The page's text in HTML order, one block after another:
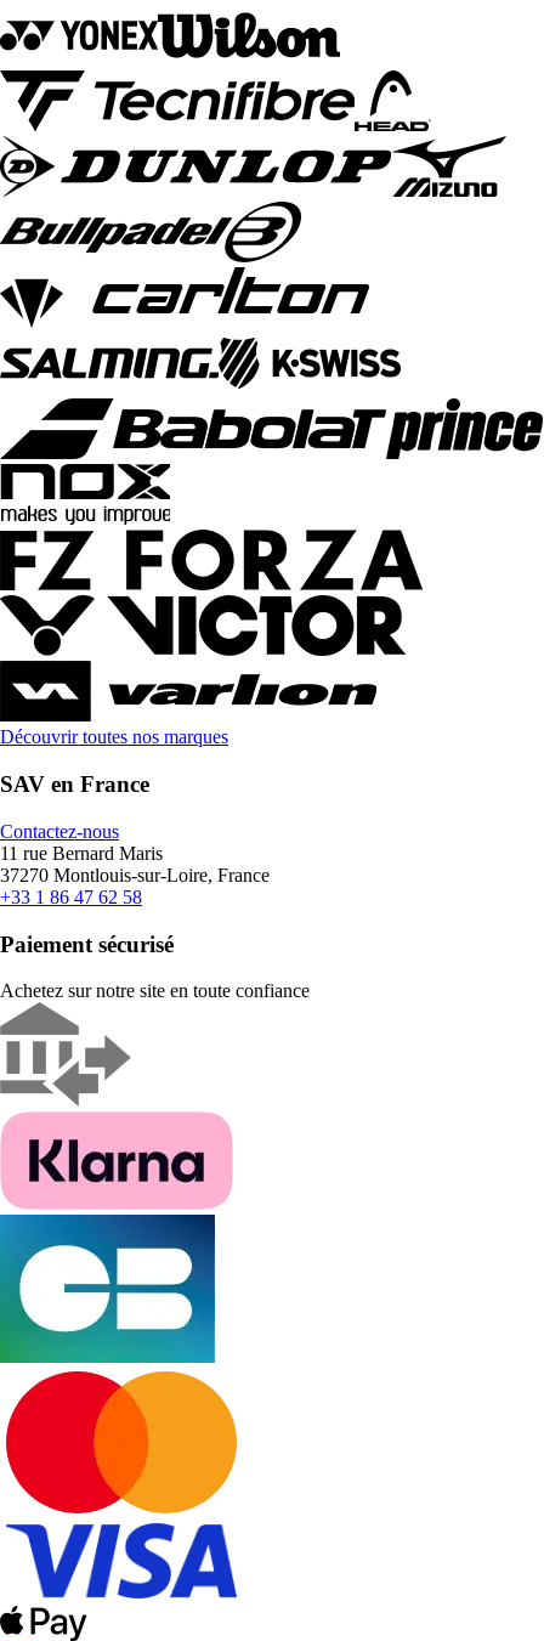
Découvrir toutes nos marques
SAV en France
Contactez-nous
11 rue Bernard Maris
37270 Montlouis-sur-Loire, France
+33 1 86 47 62 58
Paiement sécurisé
Achetez sur notre site en toute confiance